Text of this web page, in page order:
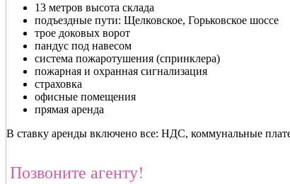
13 метров высота склада
подъездные пути: Щелковское, Горьковское шоссе
трое доковых ворот
пандус под навесом
система пожаротушения (спринклера)
пожарная и охранная сигнализация
страховка
офисные помещения
прямая аренда
В ставку аренды включено все: НДС, коммунальные
Позвоните агенту!